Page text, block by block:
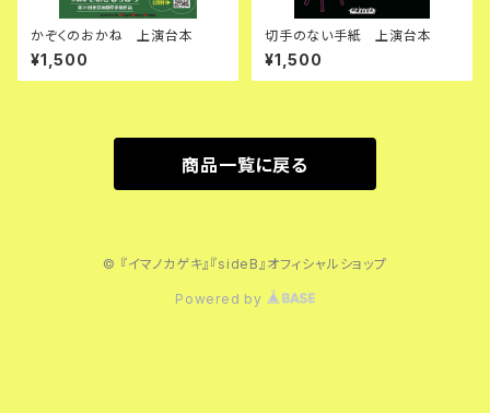
かぞくのおかね 上演台本
¥1,500
切手のない手紙 上演台本
¥1,500
商品一覧に戻る
© 『イマノカゲキ』『sideB』オフィシャルショップ
Powered by